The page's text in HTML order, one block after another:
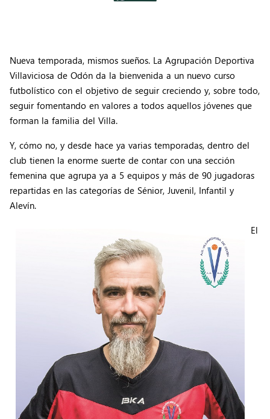
Nueva temporada, mismos sueños. La Agrupación Deportiva
Villaviciosa de Odón da la bienvenida a un nuevo curso
futbolístico con el objetivo de seguir creciendo y, sobre todo,
seguir fomentando en valores a todos aquellos jóvenes que
forman la familia del Villa.
Y, cómo no, y desde hace ya varias temporadas, dentro del
club tienen la enorme suerte de contar con una sección
femenina que agrupa ya a 5 equipos y más de 90 jugadoras
repartidas en las categorías de Sénior, Juvenil, Infantil y
Alevín.
El